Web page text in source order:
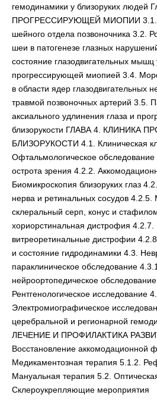
гемодинамики у близоруких людей
ПРОГРЕССИРУЮЩЕЙ МИОПИИ 3.1.
шейного отдела позвоночника 3.2.
шеи в патогенезе глазных
состояние глазодвигательных мышц
прогрессирующей миопией 3.4.
в области ядер глазодвигательных
травмой позвоночных артерий 3.5.
аксиального удлинения глаза и
близорукости ГЛАВА 4. КЛИНИКА
БЛИЗОРУКОСТИ 4.1. Клиническая
Офтальмологическое
острота зрения 4.2.2.
Биомикроскопия близоруких глаз
нерва и ретинальных сосудов 4.2.5.
склеральный серп, конус и
хориорстинальная дистрофия
витреоретинальные дистрофии
и состояние гидродинамики 4.3.
параклиническое обследование
нейроортопедическое обследование
Рентгенологическое исследование
Электромиографическое
церебральной и регионарной
ЛЕЧЕНИЕ И ПРОФИЛАКТИКА
Восстановление аккомодационной
Медикаментозная терапия 5.1.2.
Мануальная терапия 5.2.
Склероукрепляющие мероприятия